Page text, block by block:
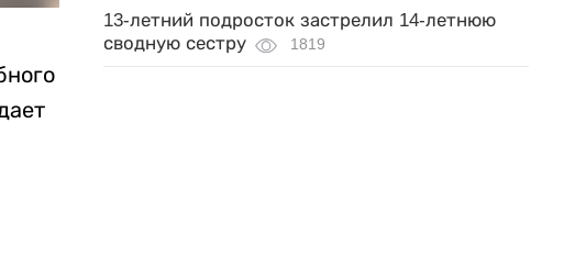
13-летний подросток застрелил 14-летнюю
сводную сестру
1819